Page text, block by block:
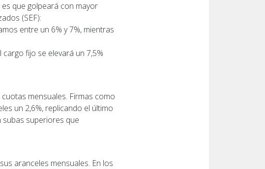
que golpeará con mayor
(SEF):
entre un 6% y 7%, mientras
cargo fijo se elevará un 7,5%
mensuales. Firmas como
un 2,6%, replicando el último
superiores que
aranceles mensuales. En los